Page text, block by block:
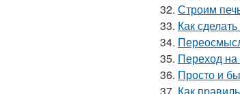
32. Строим
33. Как
34.
35. Переход
36. Просто и